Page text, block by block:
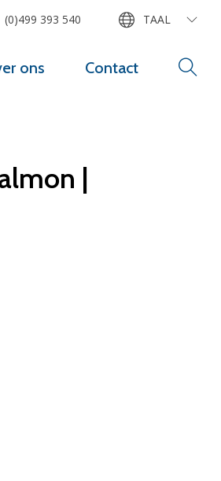
ons Contact
(0)499 393 540 TAAL
|